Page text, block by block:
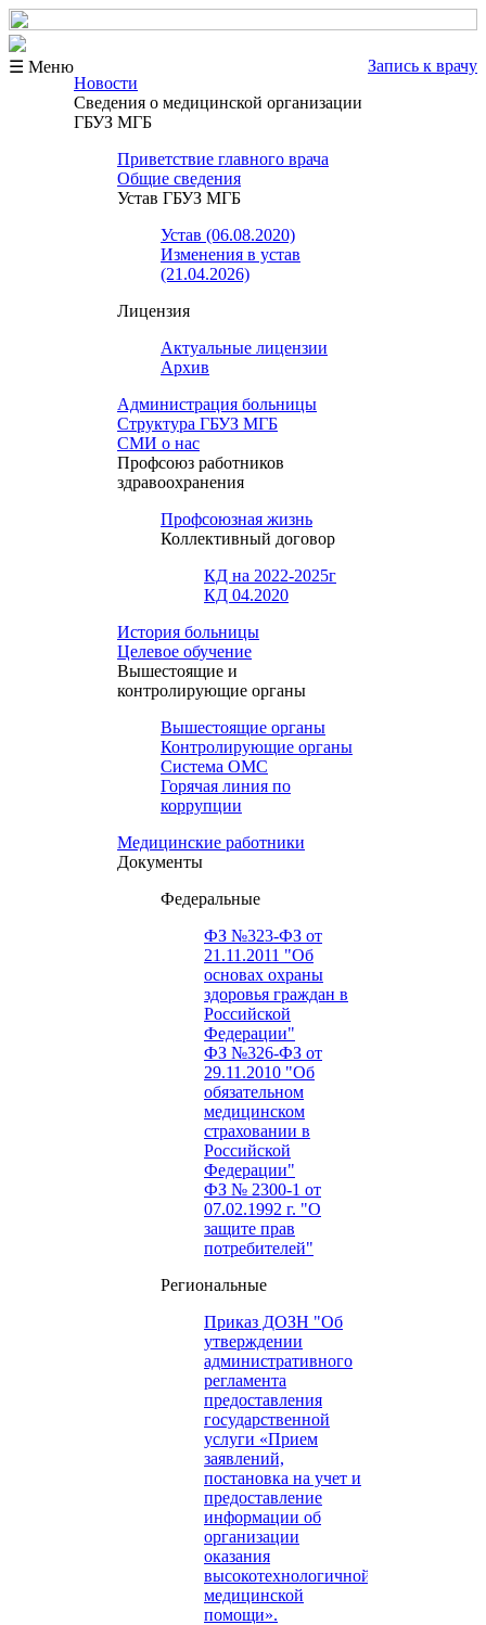
☰ Меню
Запись к врачу
Новости
Сведения о медицинской организации
ГБУЗ МГБ
Приветствие главного врача
Общие сведения
Устав ГБУЗ МГБ
Устав (06.08.2020)
Изменения в устав
(21.04.2026)
Лицензия
Актуальные лицензии
Архив
Администрация больницы
Структура ГБУЗ МГБ
СМИ о нас
Профсоюз работников
здравоохранения
Профсоюзная жизнь
Коллективный договор
КД на 2022-2025г
КД 04.2020
История больницы
Целевое обучение
Вышестоящие и
контролирующие органы
Вышестоящие органы
Контролирующие органы
Система ОМС
Горячая линия по
коррупции
Медицинские работники
Документы
Федеральные
ФЗ №323-ФЗ от
21.11.2011 "Об
основах охраны
здоровья граждан в
Российской
Федерации"
ФЗ №326-ФЗ от
29.11.2010 "Об
обязательном
медицинском
страховании в
Российской
Федерации"
ФЗ № 2300-1 от
07.02.1992 г. "О
защите прав
потребителей"
Региональные
Приказ ДОЗН "Об
утверждении
административного
регламента
предоставления
государственной
услуги «Прием
заявлений,
постановка на учет и
предоставление
информации об
организации
оказания
высокотехнологичной
медицинской
помощи».